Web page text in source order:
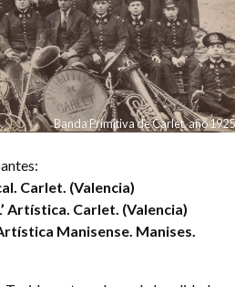
Banda Primitiva de Carlet, año 1925
Carlet. (Valencia)
Artística. Carlet. (Valencia)
Manisense. Manises.